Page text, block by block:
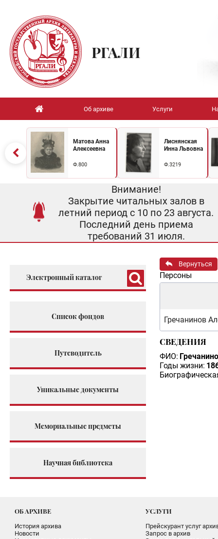
РГАЛИ
Об архиве Услуги
Матова Анна
Алексеевна
Ф.800
Лиснянская
Инна Львовна
Ф.3219
Внимание!
Закрытие читальных залов в
летний период с 10 по 23 августа.
Последний день приема
требований 31 июля.
Электронный каталог
Список фондов
Путеводитель
Уникальные документы
Мемориальные предметы
Научная библиотека
Вернуться
Персоны
Гречанинов
СВЕДЕНИЯ
ФИО:
Годы жизни:
ОБ АРХИВЕ
История архива
Новости
УСЛУГИ
Прейскурант услуг
Запрос в архив